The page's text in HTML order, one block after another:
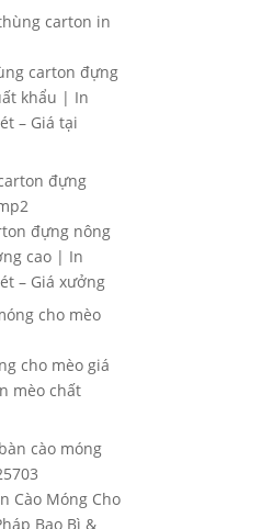
carton đựng
khẩu | In
– Giá tại
đựng nông
cao | In
– Giá xưởng
cho mèo giá
mèo chất
Cào Móng Cho
Bao Bì &